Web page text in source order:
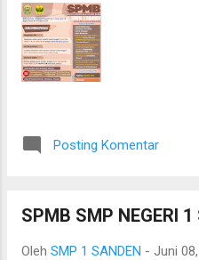
Posting Komentar
SPMB SMP NEGERI
Oleh SMP 1 SANDEN - Juni